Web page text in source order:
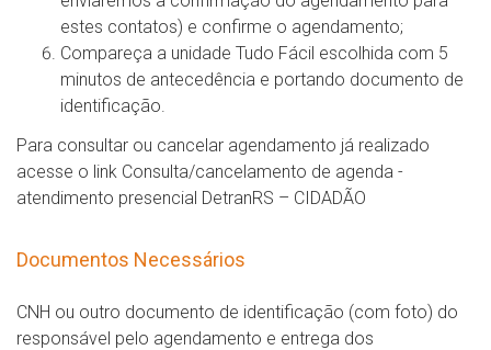
estes contatos) e confirme o agendamento;
Compareça a unidade Tudo Fácil escolhida com 5
minutos de antecedência e portando documento de
identificação.
Para consultar ou cancelar agendamento já realizado
acesse o link Consulta/cancelamento de agenda -
atendimento presencial DetranRS – CIDADÃO
Documentos Necessários
CNH ou outro documento de identificação (com foto) do
responsável pelo agendamento e entrega dos